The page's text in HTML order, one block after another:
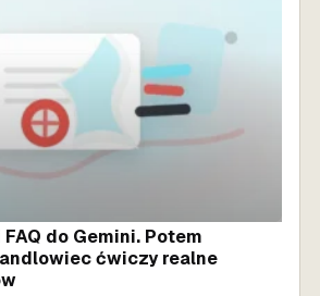
do Gemini. Potem
ćwiczy realne